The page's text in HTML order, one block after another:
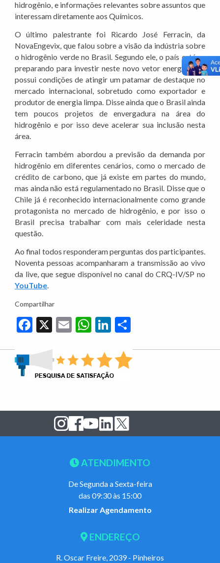
hidrogênio, e informações relevantes sobre assuntos que
interessam diretamente aos Químicos.
O último palestrante foi Ricardo José Ferracin, da
NovaEngevix, que falou sobre a visão da indústria sobre
o hidrogênio verde no Brasil. Segundo ele, o país está se
preparando para investir neste novo vetor energético e
possui condições de atingir um patamar de destaque no
mercado internacional, sobretudo como exportador e
produtor de energia limpa. Disse ainda que o Brasil ainda
tem poucos projetos de envergadura na área do
hidrogênio e por isso deve acelerar sua inclusão nesta
área.
Ferracin também abordou a previsão da demanda por
hidrogênio em diferentes cenários, como o mercado de
crédito de carbono, que já existe em partes do mundo,
mas ainda não está regulamentado no Brasil. Disse que o
Chile já é reconhecido internacionalmente como grande
protagonista no mercado de hidrogênio, e por isso o
Brasil precisa trabalhar com mais celeridade nesta
questão.
Ao final todos responderam perguntas dos participantes.
Noventa pessoas acompanharam a transmissão ao vivo
da live, que segue disponível no canal do CRQ-IV/SP no
YouTube.
Compartilhar
Facebook
X EmailWhatsApp
LinkedIn
ATENDIMENTO
De Segunda a Sexta-feira
das 09:30 às 15:00
Realizar Agendamento
ENDEREÇO
R. Oscar Freire, 2039 - Pinheiros